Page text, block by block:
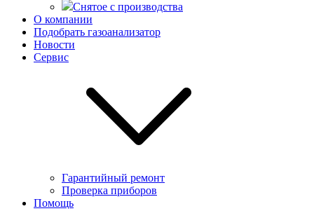
Снятое с производства
О компании
Подобрать газоанализатор
Новости
Сервис
Гарантийный ремонт
Проверка приборов
Помощь